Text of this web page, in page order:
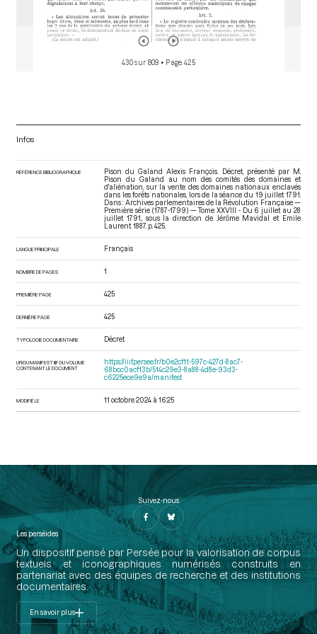
430 sur 809 • Page 425
Infos
RÉFÉRENCE BIBLIOGRAPHIQUE
Pison du Galand Alexis François. Décret, présenté par M.
Pison du Galand au nom des comités des domaines et
d'aliénation, sur la vente des domaines nationaux enclavés
dans les forêts nationales, lors de la séance du 19 juillet 1791.
Dans : Archives parlementaires de la Révolution Française —
Première série (1787-1799) — Tome XXVIII - Du 6 juillet au 28
juillet 1791.
, sous la direction de Jérôme Mavidal et Emile
Laurent. 1887. p. 425.
LANGUE PRINCIPALE Français
NOMBRE DE PAGES 1
PREMIÈRE PAGE 425
DERNIÈRE PAGE 425
TYPOLOGIE DOCUMENTAIRE Décret
URI DU MANIFEST IIIF DU VOLUME
CONTENANT LE DOCUMENT
https://iiif.persee.fr/b0e2cf11-597c-427d-8ac7-
68bcc0acf13b/514c29e3-8a88-4d8e-93d3-
c6225ece9e9a/manifest
MODIFIÉ LE 11 octobre 2024 à 16:25
Suivez-nous
Les perséides
Un dispositif pensé par Persée pour la valorisation de corpus
textuels et iconographiques numérisés construits en
partenariat avec des équipes de recherche et des institutions
documentaires.
En savoir plus